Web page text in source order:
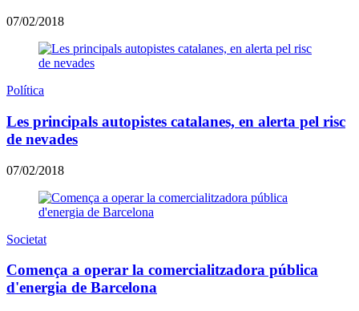
07/02/2018
Política
Les principals autopistes catalanes, en alerta pel risc
de nevades
07/02/2018
Societat
​Comença a operar la comercialitzadora pública
d'energia de Barcelona